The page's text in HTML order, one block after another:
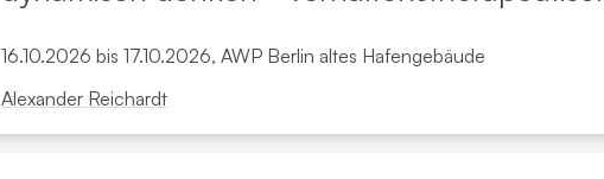
16.10.2026 bis 17.10.2026, AWP Berlin altes Hafengebäude
Alexander Reichardt